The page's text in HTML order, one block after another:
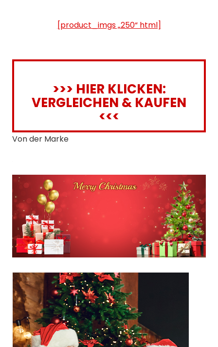
[product_imgs „250“ html]
>>> HIER KLICKEN:
VERGLEICHEN & KAUFEN
<<<
Von der Marke